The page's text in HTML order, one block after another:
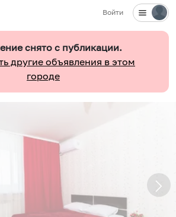
Войти
снято с публикации.
другие объявления в этом
городе